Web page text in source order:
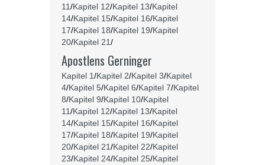
11/Kapitel 12/Kapitel 13/Kapitel
14/Kapitel 15/Kapitel 16/Kapitel
17/Kapitel 18/Kapitel 19/Kapitel
20/Kapitel 21/
Apostlens Gerninger
Kapitel 1/Kapitel 2/Kapitel 3/Kapitel
4/Kapitel 5/Kapitel 6/Kapitel 7/Kapitel
8/Kapitel 9/Kapitel 10/Kapitel
11/Kapitel 12/Kapitel 13/Kapitel
14/Kapitel 15/Kapitel 16/Kapitel
17/Kapitel 18/Kapitel 19/Kapitel
20/Kapitel 21/Kapitel 22/Kapitel
23/Kapitel 24/Kapitel 25/Kapitel